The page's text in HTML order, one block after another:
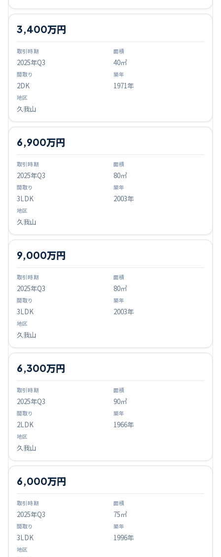
2025年Q3
3,400万円
40㎡
2DK 1971年
久我山
2025年Q3
6,900万円
80㎡
3LDK 2003年
久我山
2025年Q3
9,000万円
80㎡
3LDK 2003年
久我山
2025年Q3
6,300万円
90㎡
2LDK 1966年
久我山
2025年Q3
6,000万円
75㎡
3LDK 1996年